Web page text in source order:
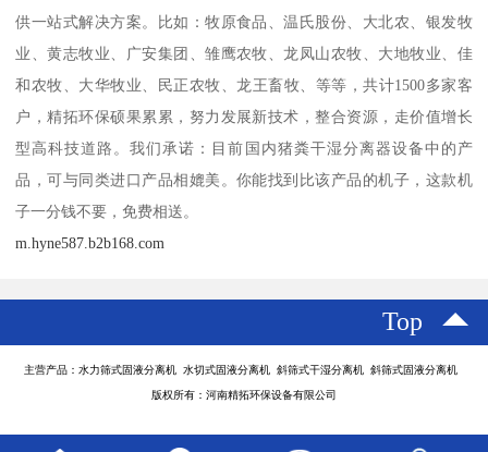
供一站式解决方案。比如：牧原食品、温氏股份、大北农、银发牧
业、黄志牧业、广安集团、雏鹰农牧、龙凤山农牧、大地牧业、佳
和农牧、大华牧业、民正农牧、龙王畜牧、等等，共计1500多家客
户，精拓环保硕果累累，努力发展新技术，整合资源，走价值增长
型高科技道路。我们承诺：目前国内猪粪干湿分离器设备中的产
品，可与同类进口产品相媲美。你能找到比该产品的机子，这款机
子一分钱不要，免费相送。
m.hyne587.b2b168.com
Top
主营产品：水力筛式固液分离机 水切式固液分离机 斜筛式干湿分离机 斜筛式固液分离机
版权所有：河南精拓环保设备有限公司